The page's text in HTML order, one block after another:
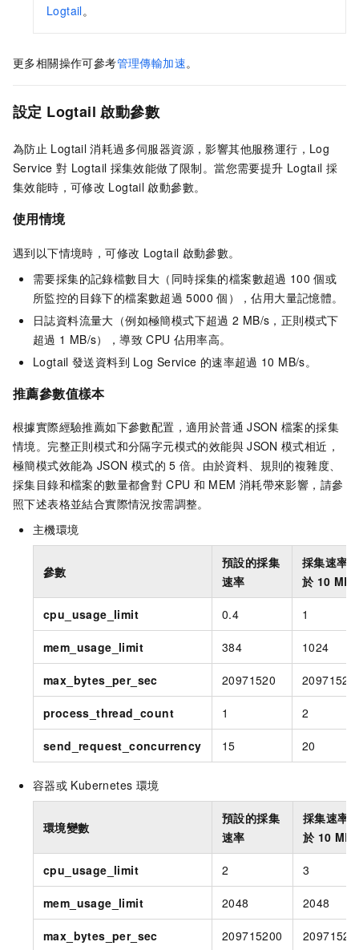
Logtail。
更多相關操作可參考管理傳輸加速。
設定 Logtail 啟動參數
為防止 Logtail 消耗過多伺服器資源，影響其他服務運行，Log
Service 對 Logtail 採集效能做了限制。當您需要提升 Logtail 採
集效能時，可修改 Logtail 啟動參數。
使用情境
遇到以下情境時，可修改 Logtail 啟動參數。
需要採集的記錄檔數目大（同時採集的檔案數超過 100 個或
所監控的目錄下的檔案數超過 5000 個），佔用大量記憶體。
日誌資料流量大（例如極簡模式下超過 2 MB/s，正則模式下
超過 1 MB/s），導致 CPU 佔用率高。
Logtail 發送資料到 Log Service 的速率超過 10 MB/s。
推薦參數值樣本
根據實際經驗推薦如下參數配置，適用於普通 JSON 檔案的採集
情境。完整正則模式和分隔字元模式的效能與 JSON 模式相近，
極簡模式效能為 JSON 模式的 5 倍。由於資料、規則的複雜度、
採集目錄和檔案的數量都會對 CPU 和 MEM 消耗帶來影響，請參
照下述表格並結合實際情況按需調整。
主機環境
參數
預設的採集
速率
採集速率大
於 10
cpu_usage_limit 0.4 1
mem_usage_limit 384 1024
max_bytes_per_sec 20971520
process_thread_count 1 2
send_request_concurrency 15 20
容器或 Kubernetes 環境
環境變數
預設的採集
速率
採集速率
於 10
cpu_usage_limit 2 3
mem_usage_limit 2048 2048
max_bytes_per_sec 209715200